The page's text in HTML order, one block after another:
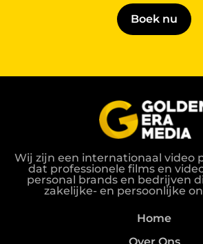
Boek nu
Wij zijn een internationaal video
dat professionele films en
personal brands en bedrijven
zakelijke- en persoonlijke
Home